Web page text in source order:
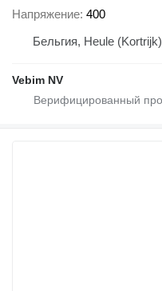
Напряжение 400
Бельгия, Heule (Kortrijk)
Vebim NV